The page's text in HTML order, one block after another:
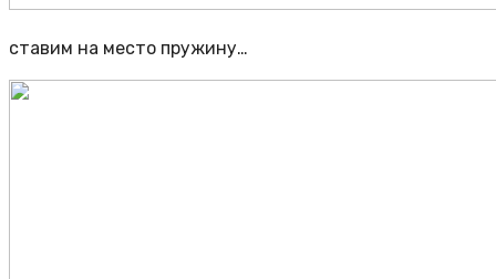
ставим на место пружину…